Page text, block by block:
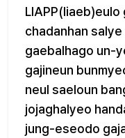
chadanhan
gaebalhago un-
gajineun
neul saeloun
jojaghalyeo
jung-eseodo